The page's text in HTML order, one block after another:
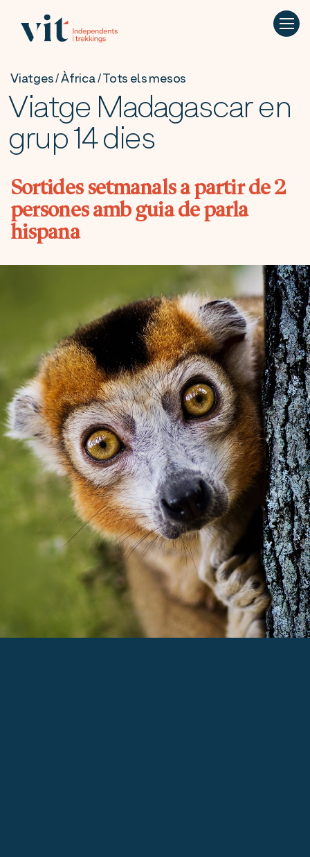
Viatges / Àfrica / Tots els mesos
Viatge Madagascar en
grup 14 dies
Sortides setmanals a partir de 2
persones amb guia de parla
hispana